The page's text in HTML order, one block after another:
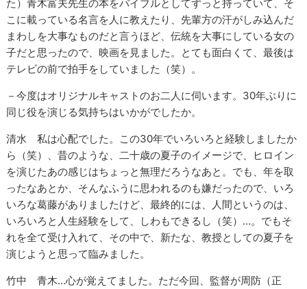
た）青木富夫先生の本をバイブルとしてずっと持っていて、そ
こに載っている名言を人に教えたり、先輩方の汗がしみ込んだ
まわしを大事なものだと言うほど、伝統を大事にしている女の
子だと思ったので、映画を見ました。とても面白くて、最後は
テレビの前で拍手をしていました（笑）。
－今度はオリジナルキャストのお二人に伺います。30年ぶりに
同じ役を演じる気持ちはいかがでしたか。
清水 私は心配でした。この30年でいろいろと経験しましたか
ら（笑）、昔のような、二十歳の夏子のイメージで、ヒロイン
を演じたあの感じはちょっと無理だろうなあと。でも、年を取
ったなあとか、そんなふうに思われるのも嫌だったので、いろ
いろな葛藤がありましたけど、最終的には、人間というのは、
いろいろと人生経験をして、しわもできるし（笑）…。でもそ
れを全て受け入れて、その中で、新たな、教授としての夏子を
演じようと思って臨みました。
竹中 青木…心が覚えてました。ただ今回、監督が周防（正